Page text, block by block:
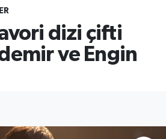
dizi çifti
ve Engin
Vakitleri
Haritası